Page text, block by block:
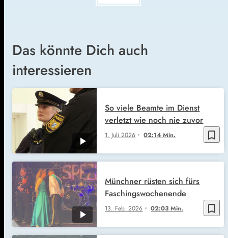
Das könnte Dich auch
interessieren
bookmark_border
1. Juli 2026 02:14 Min.
So viele Beamte im Dienst
verletzt wie noch nie zuvor
bookmark_border
13. Feb. 2026 02:03 Min.
Münchner rüsten sich fürs
Faschingswochenende